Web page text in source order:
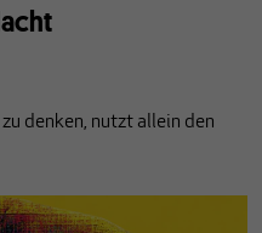
denken, nutzt allein den